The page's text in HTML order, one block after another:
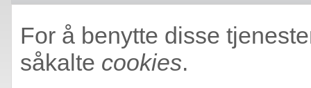
For å benytte disse
såkalte cookies.